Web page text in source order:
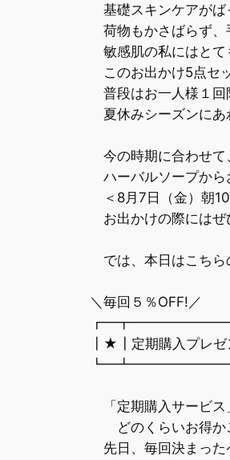
基礎スキンケアがば
荷物もかさばらず、
敏感肌の私にはとて
このお出かけ5点セッ
普段はお一人様１回
夏休みシーズンにあ
今の時期に合わせて
ハーバルソープから
＜8月7日（金）朝10
お出かけの際にはぜ
では、本日はこち
＼毎回５％OFF!／
┃★┃定期購入プレ
「定期購入サービス
どのくらいお得か
先日、毎回決まった